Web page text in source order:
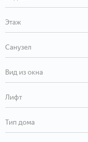
Этаж
Санузел
Вид из окна
Лифт
Тип дома